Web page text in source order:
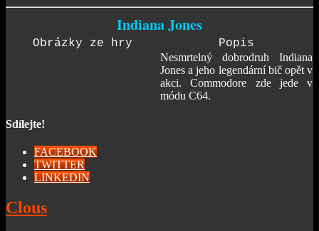
Indiana Jones
Obrázky ze hry Popis
Nesmrtelný dobrodruh Indiana
Jones a jeho legendární bič opět v
akci. Commodore zde jede v
módu C64.
Sdílejte!
FACEBOOK
TWITTER
LINKEDIN
Clous